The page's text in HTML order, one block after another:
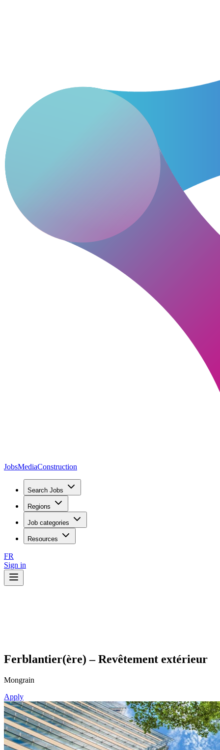
JobsMediaConstruction
Search Jobs
Regions
Job categories
Resources
FR
Sign in
Ferblantier(ère) – Revêtement extérieur
Mongrain
Apply